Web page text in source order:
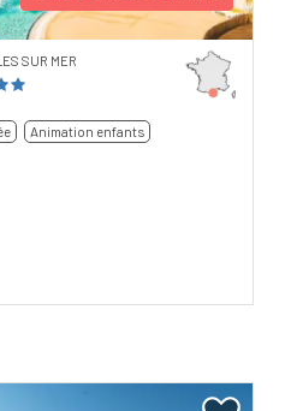
SUR MER
Animation enfants